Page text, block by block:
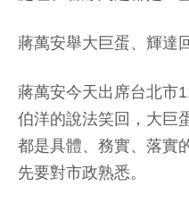
蔣萬安舉大巨蛋、輝達
蔣萬安今天出席台北市
伯洋的說法笑回，大巨
都是具體、務實、落實
先要對市政熟悉。